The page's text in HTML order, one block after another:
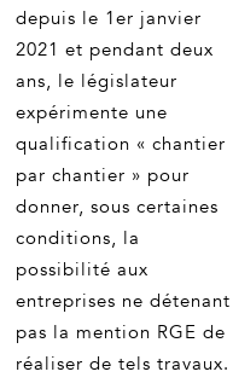
depuis le 1er janvier
2021 et pendant deux
ans, le législateur
expérimente une
qualification « chantier
par chantier » pour
donner, sous certaines
conditions, la
possibilité aux
entreprises ne détenant
pas la mention RGE de
réaliser de tels travaux.